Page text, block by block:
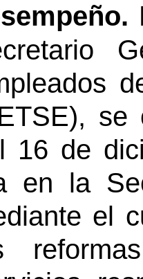
se
16 de
en la
el